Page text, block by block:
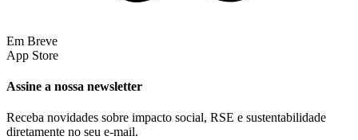
Em Breve
App Store
Assine a nossa newsletter
Receba novidades sobre impacto social, RSE e sustentabilidade
diretamente no seu e-mail.